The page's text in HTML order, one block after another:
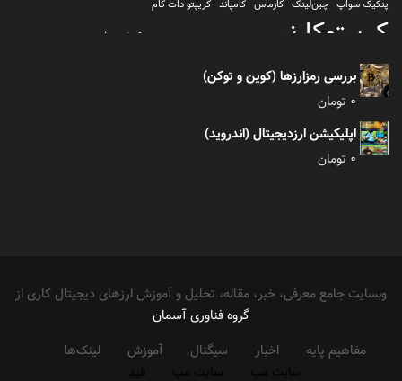
پنکیک سواپ چین‌لینک کازماس کامپاند کریپتو دات کام
کریپتوکارنسی کیف پول
کیف پول تراست والت
بررسی رمزارزها (کوین و توکن)
0 تومان
اپلیکیشن ارزدیجیتال (اندروید)
0 تومان
وبسایت جامع معرفی، خبر، مقاله، تحلیل و آموزش ارزهای دیجیتال کاری از
گروه فناوری آسمان
مفاهیم پایه
اخبار سیگنال آموزش
لینک‌ها